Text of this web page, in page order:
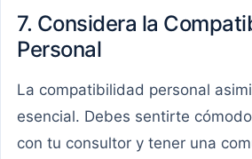
7. Considera la
Personal
La compatibilidad personal
esencial. Debes sentirte
con tu consultor y tener una